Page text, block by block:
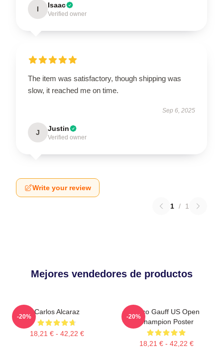
I Isaac
Verified owner
The item was satisfactory, though shipping was
slow, it reached me on time.
Sep 6, 2025
J Justin
Verified owner
Write your review
1 / 1
Mejores vendedores de productos
Carlos Alcaraz
18,21 € - 42,22 €
-20%
Coco Gauff US Open
Champion Poster
18,21 € - 42,22 €
-20%